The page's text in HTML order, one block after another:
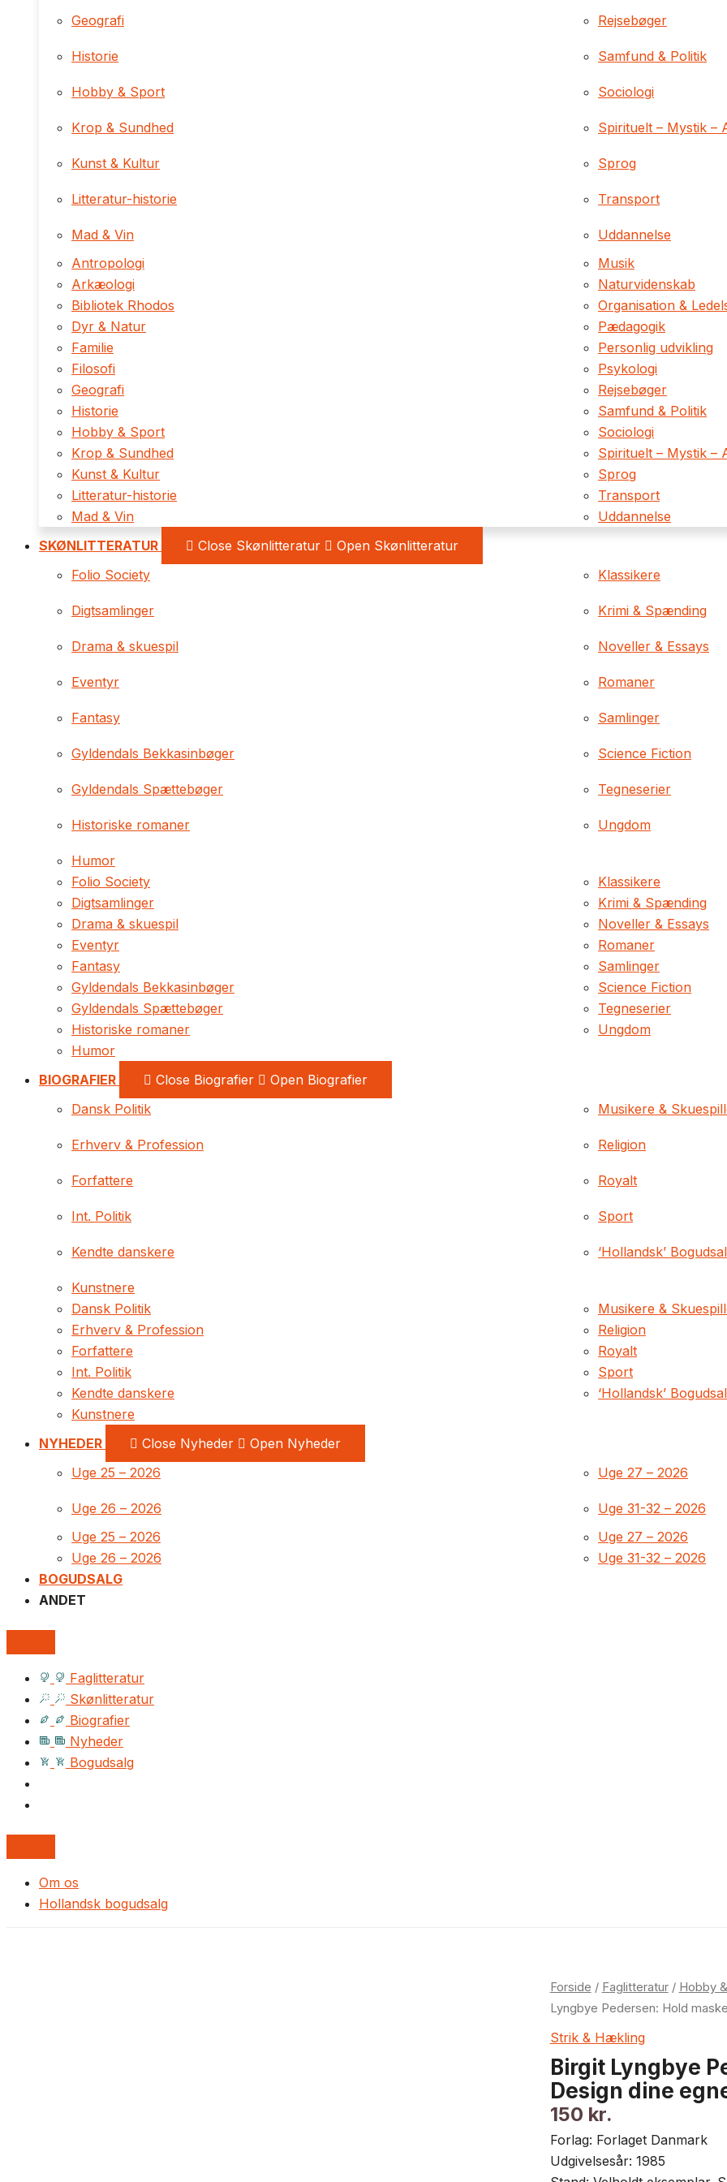
Geografi
Historie
Hobby & Sport
Krop & Sundhed
Kunst & Kultur
Litteratur-historie
Mad & Vin
Rejsebøger
Samfund & Politik
Sociologi
Spirituelt – Mystik –
Sprog
Transport
Uddannelse
Antropologi
Arkæologi
Bibliotek Rhodos
Dyr & Natur
Familie
Filosofi
Geografi
Historie
Hobby & Sport
Krop & Sundhed
Kunst & Kultur
Litteratur-historie
Mad & Vin
Musik
Naturvidenskab
Organisation &
Pædagogik
Personlig udvikling
Psykologi
Rejsebøger
Samfund & Politik
Sociologi
Spirituelt – Mystik –
Sprog
Transport
Uddannelse
SKØNLITTERATUR
Close Skønlitteratur
Open Skønlitteratur
Folio Society
Digtsamlinger
Drama & skuespil
Eventyr
Fantasy
Gyldendals Bekkasinbøger
Gyldendals Spættebøger
Historiske romaner
Humor
Klassikere
Krimi & Spænding
Noveller & Essays
Romaner
Samlinger
Science Fiction
Tegneserier
Ungdom
Folio Society
Digtsamlinger
Drama & skuespil
Eventyr
Fantasy
Gyldendals Bekkasinbøger
Gyldendals Spættebøger
Historiske romaner
Humor
Klassikere
Krimi & Spænding
Noveller & Essays
Romaner
Samlinger
Science Fiction
Tegneserier
Ungdom
BIOGRAFIER Close Biografier
Open Biografier
Dansk Politik
Erhverv & Profession
Forfattere
Int. Politik
Kendte danskere
Kunstnere
Musikere &
Religion
Royalt
Sport
‘Hollandsk’
Dansk Politik
Erhverv & Profession
Forfattere
Int. Politik
Kendte danskere
Kunstnere
Musikere &
Religion
Royalt
Sport
‘Hollandsk’
NYHEDER Close Nyheder
Open Nyheder
Uge 25 – 2026
Uge 26 – 2026
Uge 27 – 2026
Uge 31-32 – 2026
Uge 25 – 2026
Uge 26 – 2026
Uge 27 – 2026
Uge 31-32 – 2026
BOGUDSALG
ANDET
Faglitteratur
Skønlitteratur
Biografier
Nyheder
Bogudsalg
Om os
Hollandsk bogudsalg
Forside / Faglitteratur/ Hobby
Lyngbye Pedersen: Hold
Strik & Hækling
Birgit Lyngbye
Design dine
150 kr.
Forlag: Forlaget Danmark
Udgivelsesår: 1985
Birgit
Lyngbye
Pedersen:
masken.
Design
dine
egne
strikmodeller
antal